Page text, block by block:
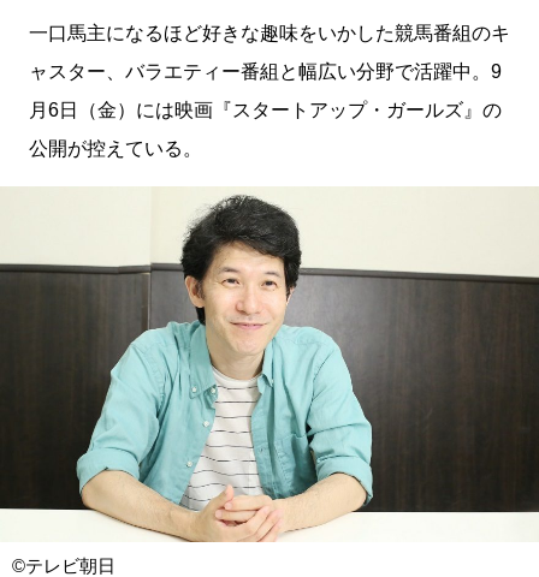
一口馬主になるほど好きな趣味をいかした競馬番組のキ
ャスター、バラエティー番組と幅広い分野で活躍中。9
月6日（金）には映画『スタートアップ・ガールズ』の
公開が控えている。
©テレビ朝日